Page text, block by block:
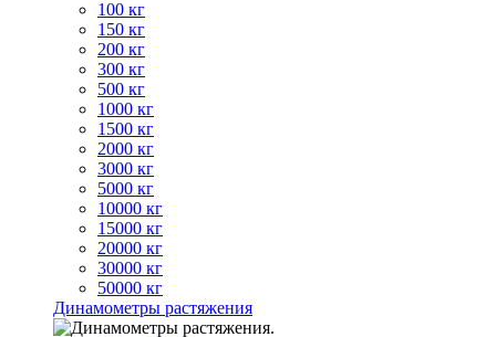
100 кг
150 кг
200 кг
300 кг
500 кг
1000 кг
1500 кг
2000 кг
3000 кг
5000 кг
10000 кг
15000 кг
20000 кг
30000 кг
50000 кг
Динамометры растяжения